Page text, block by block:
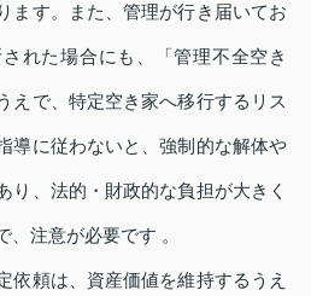
ます。また、管理が行き届いてお
れた場合にも、「管理不全空き
えで、特定空き家へ移行するリス
導に従わないと、強制的な解体や
り、法的・財政的な負担が大きく
注意が必要です 。
依頼は、資産価値を維持するうえ